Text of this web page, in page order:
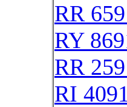
RR
RY
RR
RI